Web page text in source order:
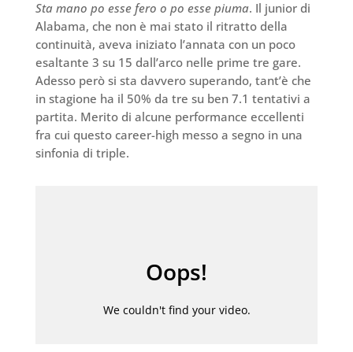
Sta mano po esse fero o po esse piuma. Il junior di
Alabama, che non è mai stato il ritratto della
continuità, aveva iniziato l’annata con un poco
esaltante 3 su 15 dall’arco nelle prime tre gare.
Adesso però si sta davvero superando, tant’è che
in stagione ha il 50% da tre su ben 7.1 tentativi a
partita. Merito di alcune performance eccellenti
fra cui questo career-high messo a segno in una
sinfonia di triple.